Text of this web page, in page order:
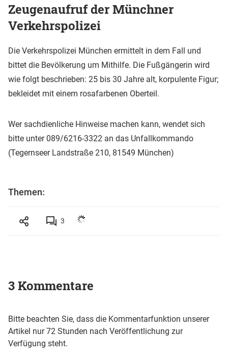
Zeugenaufruf der Münchner
Verkehrspolizei
Die Verkehrspolizei München ermittelt in dem Fall und
bittet die Bevölkerung um Mithilfe. Die Fußgängerin wird
wie folgt beschrieben: 25 bis 30 Jahre alt, korpulente Figur;
bekleidet mit einem rosafarbenen Oberteil.
Wer sachdienliche Hinweise machen kann, wendet sich
bitte unter 089/6216-3322 an das Unfallkommando
(Tegernseer Landstraße 210, 81549 München)
Themen:
3
3 Kommentare
Bitte beachten Sie, dass die Kommentarfunktion unserer
Artikel nur 72 Stunden nach Veröffentlichung zur
Verfügung steht.